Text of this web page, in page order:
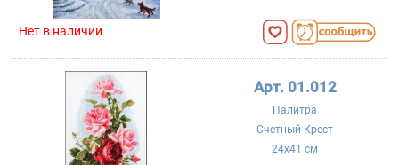
Нет в наличии
Арт. 01.012
Палитра
Счетный Крест
24x41 см